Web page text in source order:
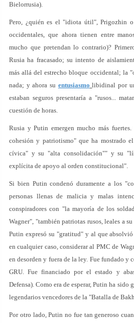
Bielorrusia).
Pero, ¿quién es el "idiota útil", Prigozhin
occidentales, que ahora tienen entre
mucho que pretendan lo contrario)?
Rusia ha fracasado; su intento de
más allá del estrecho bloque occidental; la
nada; y ahora su entusiasmo libidinal por
estaban seguros presentaría a "rusos...
cuestión de horas.
Rusia y Putin emergen mucho más
cohesión y patriotismo" que ha mostrado
cívica" y su "alta consolidación"" y su
explícita de apoyo al orden constitucional".
Si bien Putin condenó duramente a los
personas llenas de malicia y malas
conspiradores con "la mayoría de los
Wagner", "también patriotas rusos, leales a
Putin expresó su "gratitud" y al que
en cualquier caso, considerar al PMC de
en desorden y fuera de la ley. Fue fundado y
GRU. Fue financiado por el estado y
Defensa). Como era de esperar, Putin ha sido
legendarios vencedores de la "Batalla de
Por otro lado, Putin no fue tan generoso